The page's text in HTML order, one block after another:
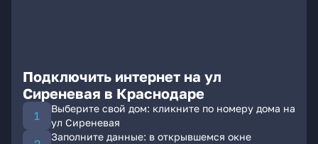
Подключить интернет на ул
Сиреневая в Краснодаре
Выберите свой дом: кликните по номеру дома на
ул Сиреневая
Заполните данные: в открывшемся окне